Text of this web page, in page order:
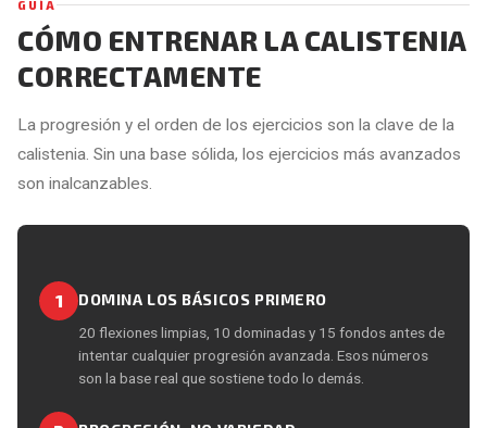
GUÍA
CÓMO ENTRENAR LA CALISTENIA
CORRECTAMENTE
La progresión y el orden de los ejercicios son la clave de la
calistenia. Sin una base sólida, los ejercicios más avanzados
son inalcanzables.
1 DOMINA LOS BÁSICOS PRIMERO
20 flexiones limpias, 10 dominadas y 15 fondos antes de
intentar cualquier progresión avanzada. Esos números
son la base real que sostiene todo lo demás.